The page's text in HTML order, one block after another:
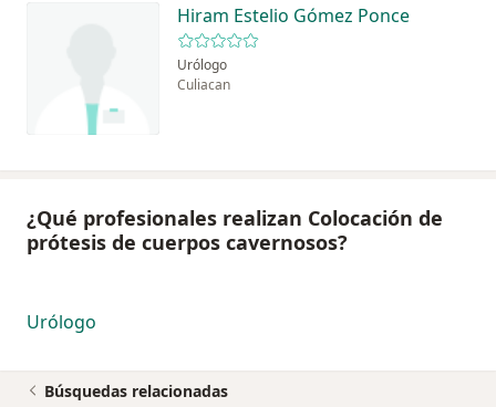
Hiram Estelio Gómez Ponce
Urólogo
Culiacan
¿Qué profesionales realizan Colocación de
prótesis de cuerpos cavernosos?
Urólogo
Búsquedas relacionadas